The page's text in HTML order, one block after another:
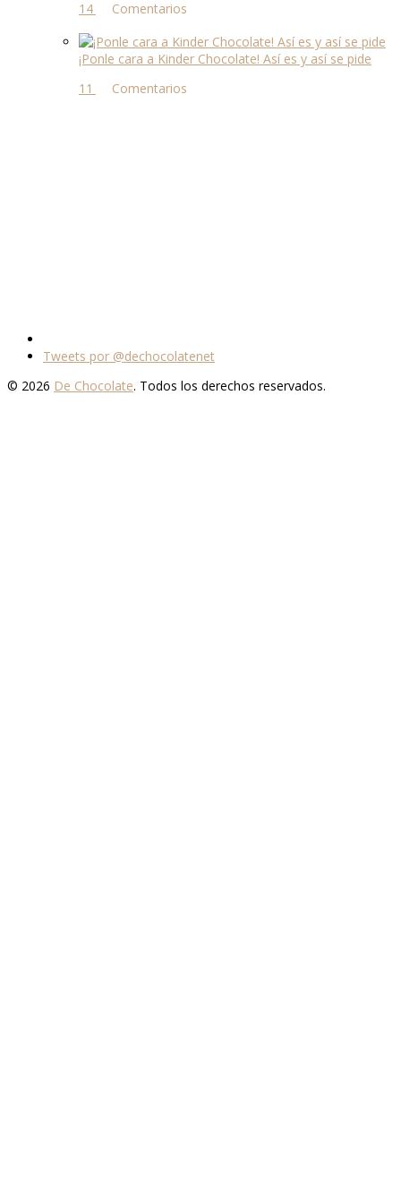
14 comentarios
¡Ponle cara a Kinder Chocolate! Así es y así se pide
11 comentarios
Tweets por @dechocolatenet
© 2026 De Chocolate. Todos los derechos reservados.